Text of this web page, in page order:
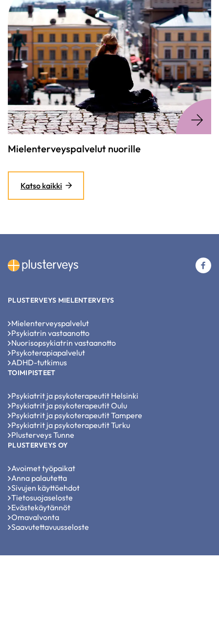
Katso kaikki
Mielenterveyspalvelut nuorille
PLUSTERVEYS MIELENTERVEYS
Mielenterveyspalvelut
Psykiatrin vastaanotto
Nuorisopsykiatrin vastaanotto
Psykoterapiapalvelut
ADHD-tutkimus
TOIMIPISTEET
Psykiatrit ja psykoterapeutit Helsinki
Psykiatrit ja psykoterapeutit Oulu
Psykiatrit ja psykoterapeutit Tampere
Psykiatrit ja psykoterapeutit Turku
Plusterveys Tunne
PLUSTERVEYS OY
Avoimet työpaikat
Anna palautetta
Sivujen käyttöehdot
Tietosuojaseloste
Evästekäytännöt
Omavalvonta
Saavutettavuusseloste